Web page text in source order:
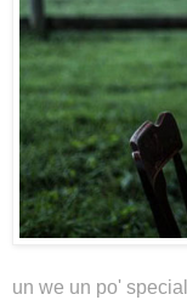
un we un po'